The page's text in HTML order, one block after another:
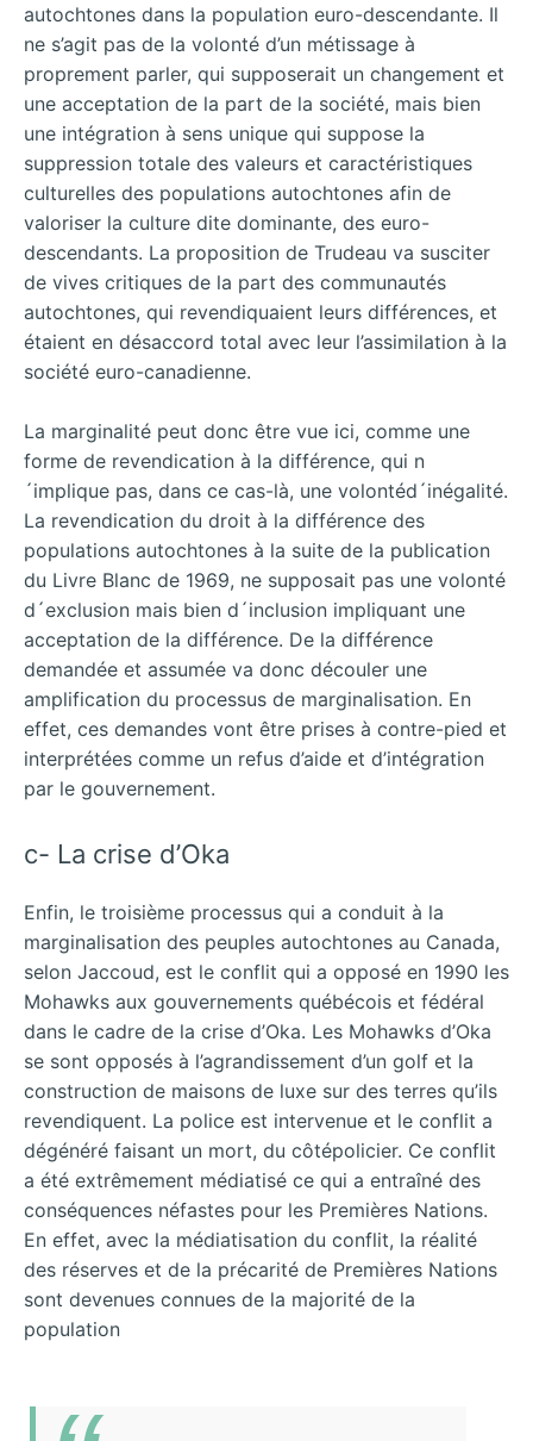
autochtones dans la population euro-descendante. Il
ne s’agit pas de la volonté d’un métissage à
proprement parler, qui supposerait un changement et
une acceptation de la part de la société, mais bien
une intégration à sens unique qui suppose la
suppression totale des valeurs et caractéristiques
culturelles des populations autochtones afin de
valoriser la culture dite dominante, des euro-
descendants. La proposition de Trudeau va susciter
de vives critiques de la part des communautés
autochtones, qui revendiquaient leurs différences, et
étaient en désaccord total avec leur l’assimilation à la
société euro-canadienne.
La marginalité peut donc être vue ici, comme une
forme de revendication à la différence, qui n
´implique pas, dans ce cas-là, une volontéd´inégalité.
La revendication du droit à la différence des
populations autochtones à la suite de la publication
du Livre Blanc de 1969, ne supposait pas une volonté
d´exclusion mais bien d´inclusion impliquant une
acceptation de la différence. De la différence
demandée et assumée va donc découler une
amplification du processus de marginalisation. En
effet, ces demandes vont être prises à contre-pied et
interprétées comme un refus d’aide et d’intégration
par le gouvernement.
c- La crise d’Oka
Enfin, le troisième processus qui a conduit à la
marginalisation des peuples autochtones au Canada,
selon Jaccoud, est le conflit qui a opposé en 1990 les
Mohawks aux gouvernements québécois et fédéral
dans le cadre de la crise d’Oka. Les Mohawks d’Oka
se sont opposés à l’agrandissement d’un golf et la
construction de maisons de luxe sur des terres qu’ils
revendiquent. La police est intervenue et le conflit a
dégénéré faisant un mort, du côtépolicier. Ce conflit
a été extrêmement médiatisé ce qui a entraîné des
conséquences néfastes pour les Premières Nations.
En effet, avec la médiatisation du conflit, la réalité
des réserves et de la précarité de Premières Nations
sont devenues connues de la majorité de la
population